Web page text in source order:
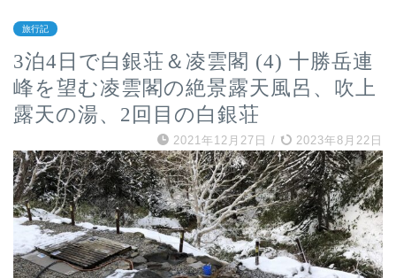
旅行記
3泊4日で白銀荘＆凌雲閣 (4) 十勝岳連
峰を望む凌雲閣の絶景露天風呂、吹上
露天の湯、2回目の白銀荘
2021年12月27日 / 2023年8月22日